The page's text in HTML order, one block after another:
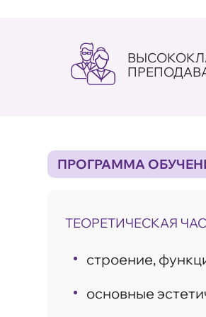
ПРОГРАММА
ТЕОРЕТИЧЕСКАЯ
строение,
основные